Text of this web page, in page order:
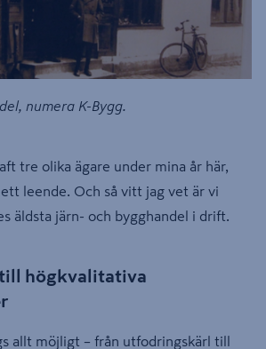
numera K-Bygg.
tre olika ägare under mina år här,
leende. Och så vitt jag vet är vi
äldsta järn- och bygghandel i drift.
högkvalitativa
allt möjligt – från utfodringskärl till